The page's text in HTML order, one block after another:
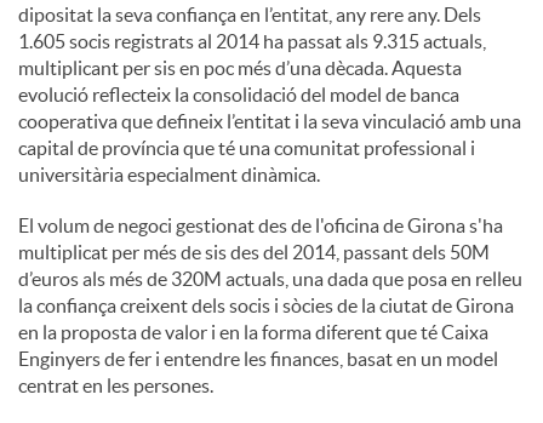
dipositat la seva confiança en l’entitat, any rere any. Dels
1.605 socis registrats al 2014 ha passat als 9.315 actuals,
multiplicant per sis en poc més d’una dècada. Aquesta
evolució reflecteix la consolidació del model de banca
cooperativa que defineix l’entitat i la seva vinculació amb una
capital de província que té una comunitat professional i
universitària especialment dinàmica.
El volum de negoci gestionat des de l'oficina de Girona s'ha
multiplicat per més de sis des del 2014, passant dels 50M
d’euros als més de 320M actuals, una dada que posa en relleu
la confiança creixent dels socis i sòcies de la ciutat de Girona
en la proposta de valor i en la forma diferent que té Caixa
Enginyers de fer i entendre les finances, basat en un model
centrat en les persones.